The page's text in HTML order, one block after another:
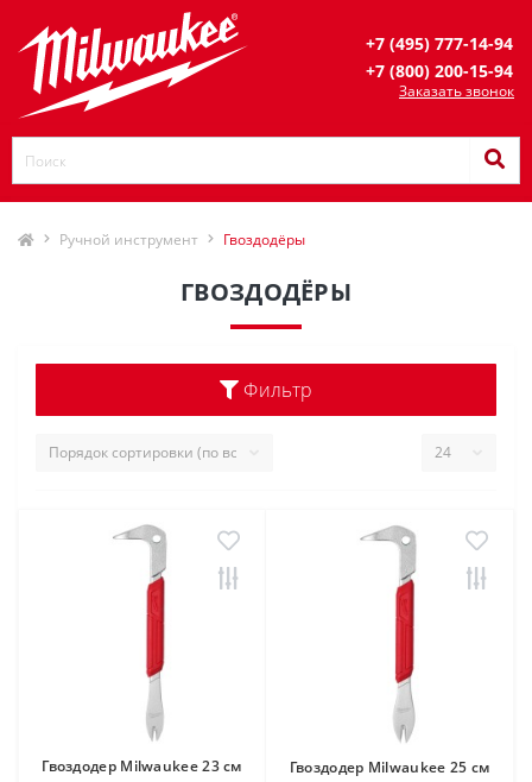
+7 (495) 777-14-94
+7 (800) 200-15-94
Заказать звонок
Ручной инструмент Гвоздодёры
ГВОЗДОДЁРЫ
Фильтр
Гвоздодер Milwaukee 23 см Гвоздодер Milwaukee 25 см